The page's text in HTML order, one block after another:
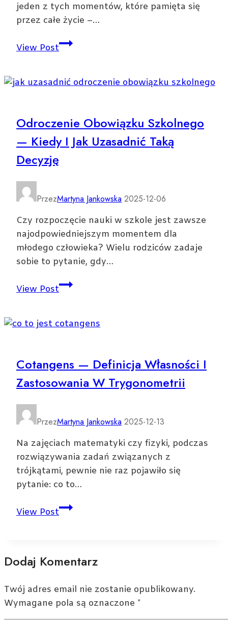
jeden z tych momentów, które pamięta się
przez całe życie –…
View PostMatura
języka
obcego
—
szkoły
średniej
Odroczenie Obowiązku Szkolnego
— Kiedy I Jak Uzasadnić Taką
Decyzję
PrzezMartyna Jankowska 2025-12-06
Czy rozpoczęcie nauki w szkole jest zawsze
najodpowiedniejszym momentem dla
młodego człowieka? Wielu rodziców zadaje
sobie to pytanie, gdy…
View PostOdroczenie
—
jak
uzasadnić
Cotangens — Definicja Własności I
Zastosowania W Trygonometrii
PrzezMartyna Jankowska 2025-12-13
Na zajęciach matematyki czy fizyki, podczas
rozwiązywania zadań związanych z
trójkątami, pewnie nie raz pojawiło się
pytanie: co to…
View PostCotangens
i
w
trygonometrii
Dodaj Komentarz
Twój adres email nie zostanie opublikowany.
Wymagane pola są oznaczone *